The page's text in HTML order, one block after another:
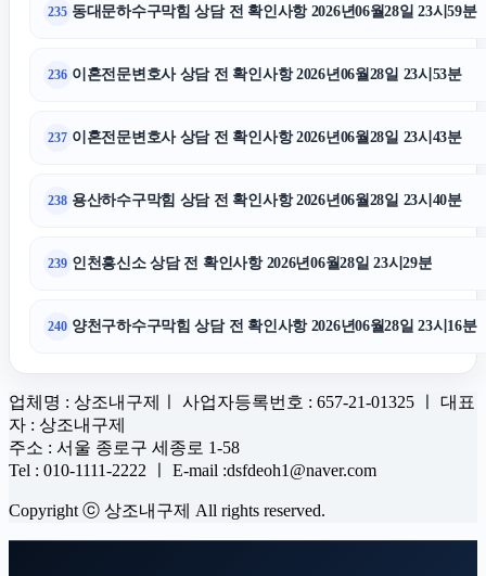
235 동대문하수구막힘 상담 전 확인사항 2026년06월28일 23시59분
236 이혼전문변호사 상담 전 확인사항 2026년06월28일 23시53분
237 이혼전문변호사 상담 전 확인사항 2026년06월28일 23시43분
238 용산하수구막힘 상담 전 확인사항 2026년06월28일 23시40분
239 인천흥신소 상담 전 확인사항 2026년06월28일 23시29분
240 양천구하수구막힘 상담 전 확인사항 2026년06월28일 23시16분
업체명 : 상조내구제ㅣ 사업자등록번호 : 657-21-01325 ㅣ 대표
자 : 상조내구제
주소 : 서울 종로구 세종로 1-58
Tel : 010-1111-2222 ㅣ E-mail :dsfdeoh1@naver.com
Copyright ⓒ 상조내구제 All rights reserved.